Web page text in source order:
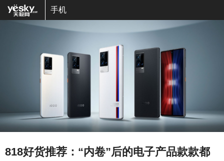
手机
818好货推荐：“内卷”后的电子产品款款都